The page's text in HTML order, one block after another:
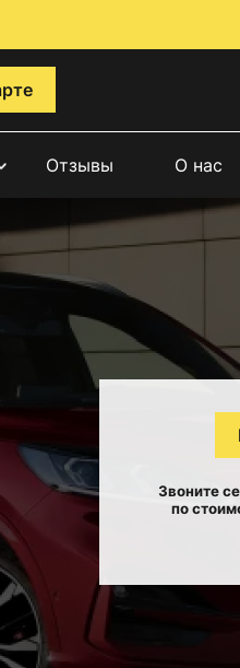
Отзывы О нас
Звоните
по